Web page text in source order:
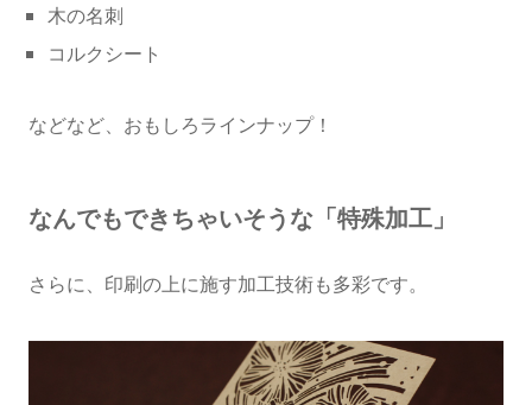
木の名刺
コルクシート
などなど、おもしろラインナップ！
なんでもできちゃいそうな「特殊加工」
さらに、印刷の上に施す加工技術も多彩です。